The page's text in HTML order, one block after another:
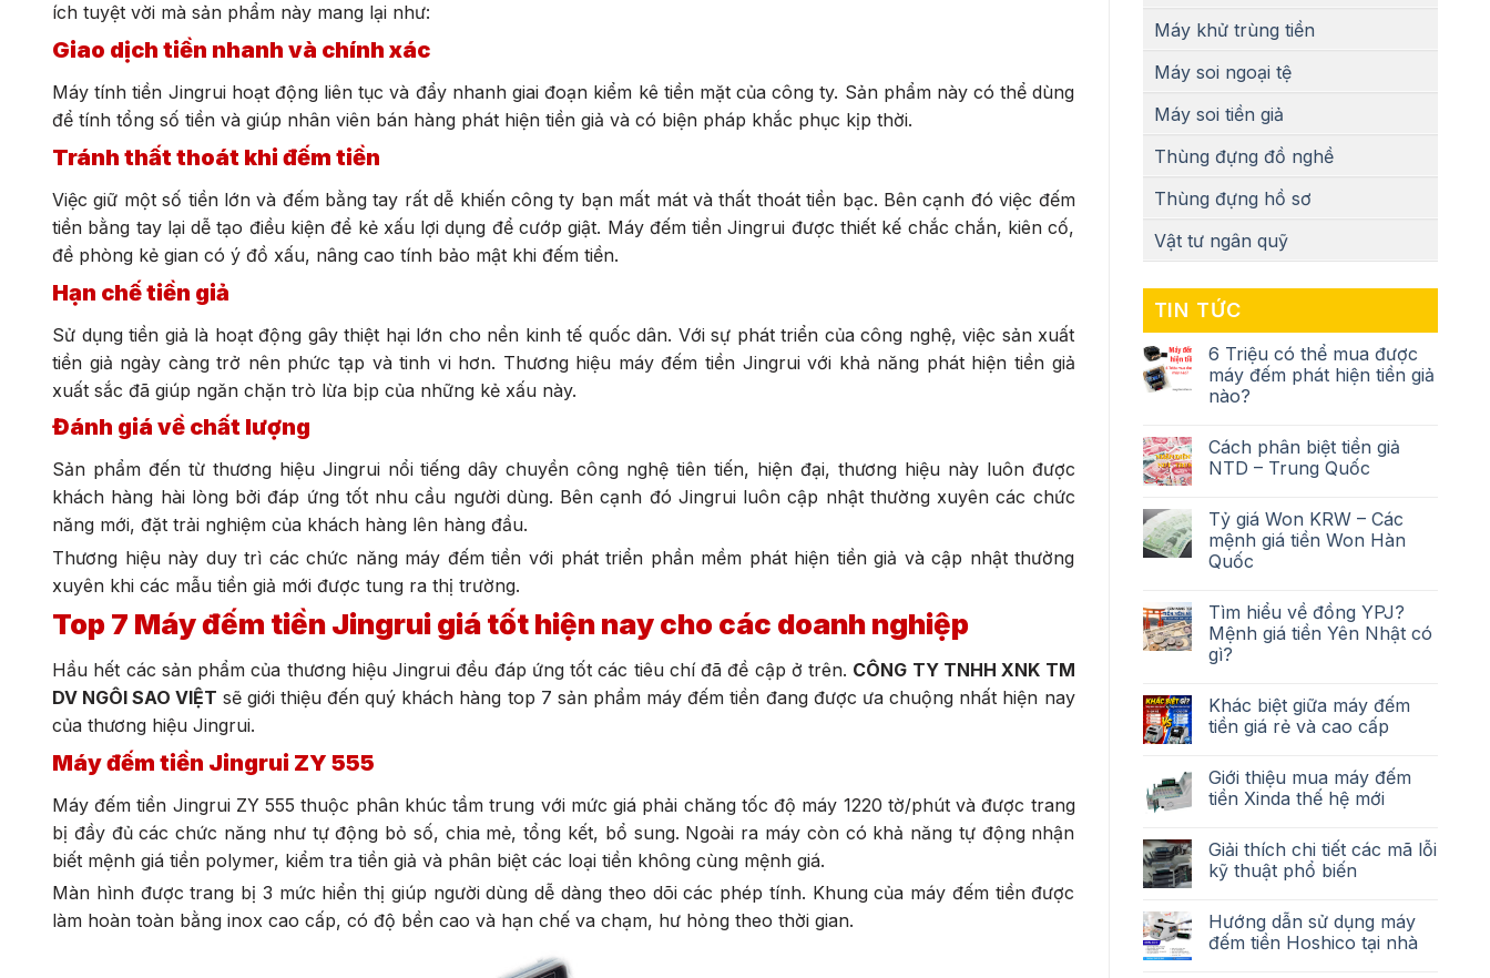
ích tuyệt vời mà sản phẩm này mang lại như:
Giao dịch tiền nhanh và chính xác
Máy tính tiền Jingrui hoạt động liên tục và đẩy nhanh giai đoạn kiểm kê tiền mặt của công ty. Sản phẩm này có thể dùng
để tính tổng số tiền và giúp nhân viên bán hàng phát hiện tiền giả và có biện pháp khắc phục kịp thời.
Tránh thất thoát khi đếm tiền
Việc giữ một số tiền lớn và đếm bằng tay rất dễ khiến công ty bạn mất mát và thất thoát tiền bạc. Bên cạnh đó việc đếm
tiền bằng tay lại dễ tạo điều kiện để kẻ xấu lợi dụng để cướp giật. Máy đếm tiền Jingrui được thiết kế chắc chắn, kiên cố,
đề phòng kẻ gian có ý đồ xấu, nâng cao tính bảo mật khi đếm tiền.
Hạn chế tiền giả
Sử dụng tiền giả là hoạt động gây thiệt hại lớn cho nền kinh tế quốc dân. Với sự phát triển của công nghệ, việc sản xuất
tiền giả ngày càng trở nên phức tạp và tinh vi hơn. Thương hiệu máy đếm tiền Jingrui với khả năng phát hiện tiền giả
xuất sắc đã giúp ngăn chặn trò lừa bịp của những kẻ xấu này.
Đánh giá về chất lượng
Sản phẩm đến từ thương hiệu Jingrui nổi tiếng dây chuyền công nghệ tiên tiến, hiện đại, thương hiệu này luôn được
khách hàng hài lòng bởi đáp ứng tốt nhu cầu người dùng. Bên cạnh đó Jingrui luôn cập nhật thường xuyên các chức
năng mới, đặt trải nghiệm của khách hàng lên hàng đầu.
Thương hiệu này duy trì các chức năng máy đếm tiền với phát triển phần mềm phát hiện tiền giả và cập nhật thường
xuyên khi các mẫu tiền giả mới được tung ra thị trường.
Top 7 Máy đếm tiền Jingrui giá tốt hiện nay cho các doanh nghiệp
Hầu hết các sản phẩm của thương hiệu Jingrui đều đáp ứng tốt các tiêu chí đã đề cập ở trên. CÔNG TY TNHH XNK TM
DV NGÔI SAO VIỆT sẽ giới thiệu đến quý khách hàng top 7 sản phẩm máy đếm tiền đang được ưa chuộng nhất hiện nay
của thương hiệu Jingrui.
Máy đếm tiền Jingrui ZY 555
Máy đếm tiền Jingrui ZY 555 thuộc phân khúc tầm trung với mức giá phải chăng tốc độ máy 1220 tờ/phút và được trang
bị đầy đủ các chức năng như tự động bỏ số, chia mẻ, tổng kết, bổ sung. Ngoài ra máy còn có khả năng tự động nhận
biết mệnh giá tiền polymer, kiểm tra tiền giả và phân biệt các loại tiền không cùng mệnh giá.
Màn hình được trang bị 3 mức hiển thị giúp người dùng dễ dàng theo dõi các phép tính. Khung của máy đếm tiền được
làm hoàn toàn bằng inox cao cấp, có độ bền cao và hạn chế va chạm, hư hỏng theo thời gian.
Máy khử trùng tiền
Máy soi ngoại tệ
Máy soi tiền giả
Thùng đựng đồ nghề
Thùng đựng hồ sơ
Vật tư ngân quỹ
TIN TỨC
6 Triệu có thể mua được
máy đếm phát hiện tiền giả
nào?
Cách phân biệt tiền giả
NTD – Trung Quốc
Tỷ giá Won KRW – Các
mệnh giá tiền Won Hàn
Quốc
Tìm hiểu về đồng YPJ?
Mệnh giá tiền Yên Nhật có
gì?
Khác biệt giữa máy đếm
tiền giá rẻ và cao cấp
Giới thiệu mua máy đếm
tiền Xinda thế hệ mới
Giải thích chi tiết các mã lỗi
kỹ thuật phổ biến
Hướng dẫn sử dụng máy
đếm tiền Hoshico tại nhà